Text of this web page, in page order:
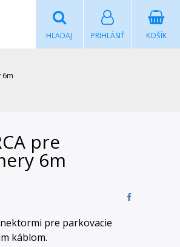
KOŠÍK
PRIHLÁSIŤ
HĽADAJ
6m
pre
6m
pre parkovacie
káblom.